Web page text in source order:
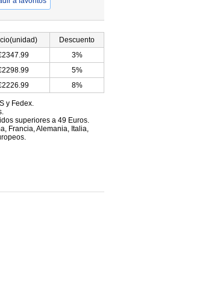
Descuento
3%
5%
8%
y Fedex.
superiores a 49 Euros.
Francia, Alemania, Italia,